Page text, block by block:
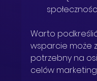
Warto
wsparcie może
potrzebny na
celów